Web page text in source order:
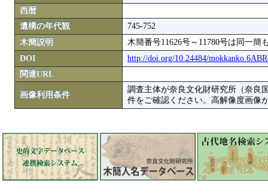
西暦
遺構の年代観
745-752
木簡説明
木簡番号11626号～11780号は同一
DOI
http://doi.org/10.24484/
関連URL
画像利用条件
調査主体が奈良文化財研究所（奈良
件をご確認ください。高解像度画像